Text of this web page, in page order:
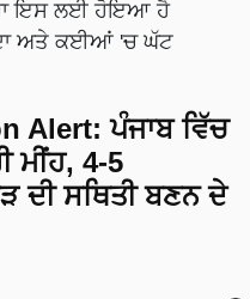
ਇਸ ਲਈ ਹੋਇਆ ਹੈ
ਅਤੇ ਕਈਆਂ 'ਚ ਘੱਟ
Alert: ਪੰਜਾਬ ਵਿੱਚ
ਮੀਂਹ, 4-5
ਦੀ ਸਥਿਤੀ ਬਣਨ ਦੇ